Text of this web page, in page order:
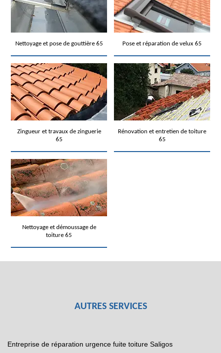
Nettoyage et pose de gouttière 65 Pose et réparation de velux 65
Zingueur et travaux de zinguerie
65
Rénovation et entretien de toiture
65
Nettoyage et démoussage de
toiture 65
AUTRES SERVICES
Entreprise de réparation urgence fuite toiture Saligos